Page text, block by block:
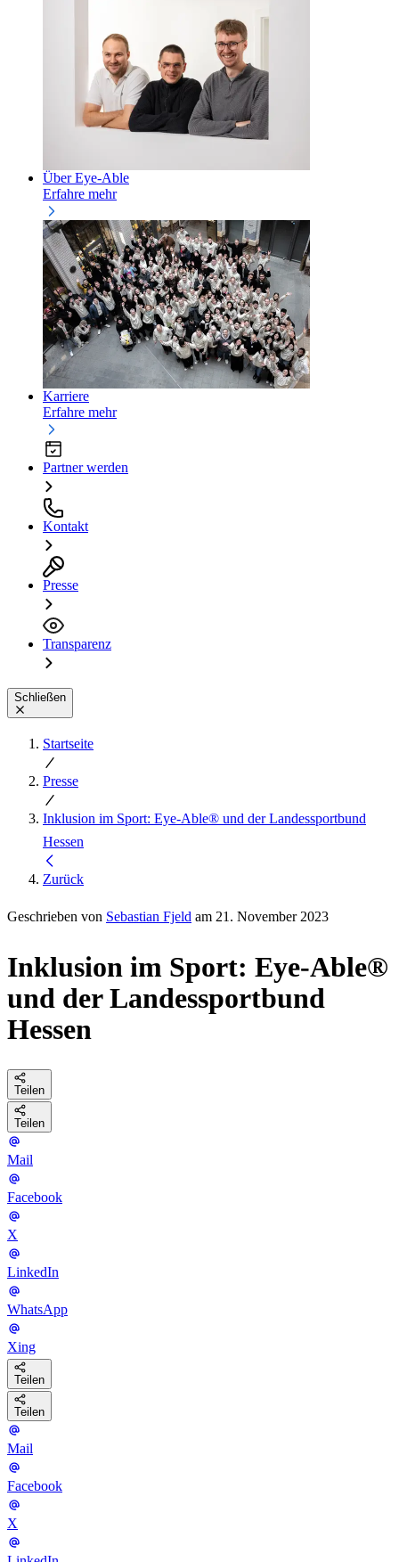
Über Eye-Able
Erfahre mehr
Karriere
Erfahre mehr
Partner werden
Kontakt
Presse
Transparenz
Schließen
Startseite
Presse
Inklusion im Sport: Eye-Able® und der Landessportbund
Hessen
Zurück
Geschrieben von Sebastian Fjeld am 21. November 2023
Inklusion im Sport: Eye-Able®
und der Landessportbund
Hessen
Teilen
Teilen
Mail
Facebook
X
LinkedIn
WhatsApp
Xing
Teilen
Teilen
Mail
Facebook
X